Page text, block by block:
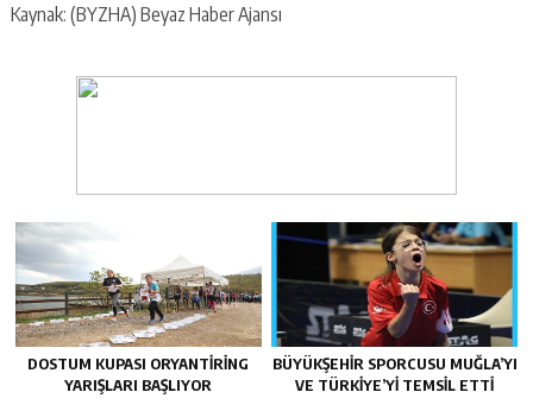
Kaynak: (BYZHA) Beyaz Haber Ajansı
DOSTUM KUPASI ORYANTIRING
YARIŞLARI BAŞLIYOR
BÜYÜKŞEHIR SPORCUSU MUĞLA’YI
VE TÜRKIYE’YI TEMSIL ETTI